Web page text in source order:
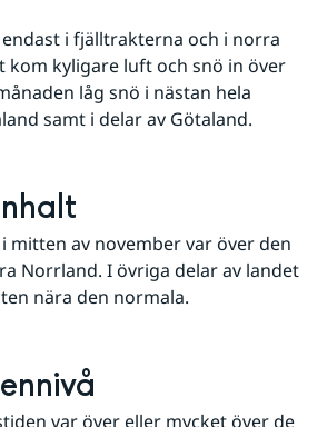
kom kyligare luft och snö in över
låg snö i nästan hela
samt i delar av Götaland.
mitten av november var över den
Norrland. I övriga delar av landet
nära den normala.
var över eller mycket över de